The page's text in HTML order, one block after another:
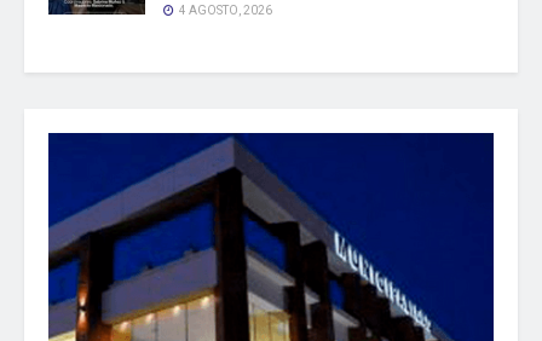
4 AGOSTO, 2026